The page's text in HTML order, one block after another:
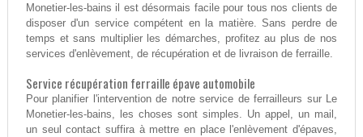
Monetier-les-bains il est désormais facile pour tous nos clients de
disposer d'un service compétent en la matière. Sans perdre de
temps et sans multiplier les démarches, profitez au plus de nos
services d'enlèvement, de récupération et de livraison de ferraille.
Service récupération ferraille épave automobile
Pour planifier l'intervention de notre service de ferrailleurs sur Le
Monetier-les-bains, les choses sont simples. Un appel, un mail,
un seul contact suffira à mettre en place l'enlèvement d'épaves,